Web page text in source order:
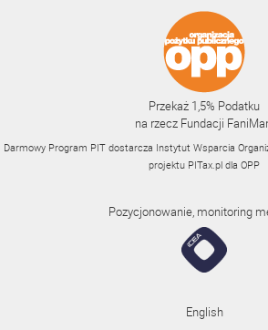
Przekaż 1,5% Podatku
na rzecz Fundacji
Darmowy Program PIT dostarcza Instytut Wsparcia
projektu PITax.pl dla OPP
Pozycjonowanie, monitoring
English